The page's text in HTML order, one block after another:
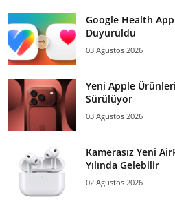
Google Health
Duyuruldu
03 Ağustos 2026
Yeni Apple
Sürülüyor
03 Ağustos 2026
Kamerasız Yeni
Yılında Gelebilir
02 Ağustos 2026